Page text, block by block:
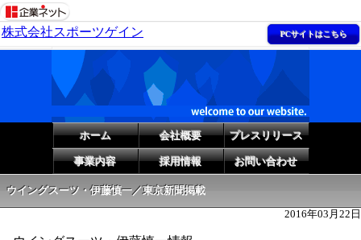
株式会社スポーツゲイン PCサイトはこちら
ホーム 会社概要 プレスリリース
事業内容 採用情報 お問い合わせ
ウイングスーツ・伊藤慎一／東京新聞掲載
2016年03月22日